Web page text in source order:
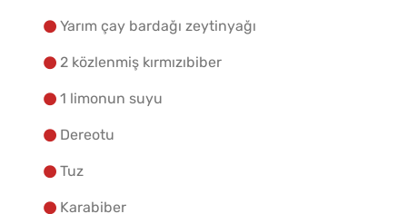
Yarım çay bardağı zeytinyağı
2 közlenmiş kırmızıbiber
1 limonun suyu
Dereotu
Tuz
Karabiber